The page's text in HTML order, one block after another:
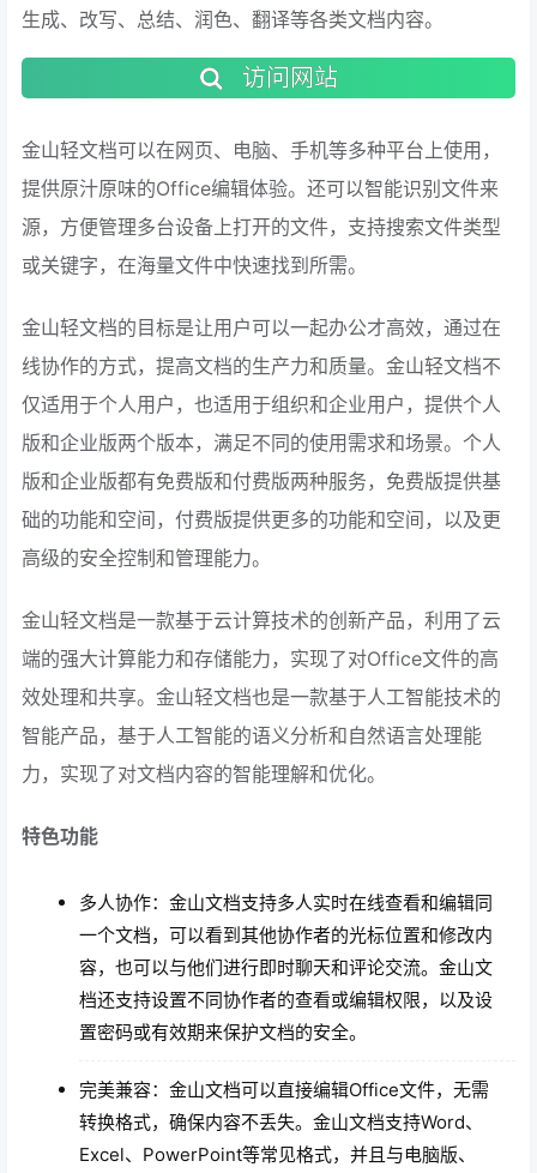
生成、改写、总结、润色、翻译等各类文档内容。
访问网站
金山轻文档可以在网页、电脑、手机等多种平台上使用，
提供原汁原味的Office编辑体验。还可以智能识别文件来
源，方便管理多台设备上打开的文件，支持搜索文件类型
或关键字，在海量文件中快速找到所需。
金山轻文档的目标是让用户可以一起办公才高效，通过在
线协作的方式，提高文档的生产力和质量。金山轻文档不
仅适用于个人用户，也适用于组织和企业用户，提供个人
版和企业版两个版本，满足不同的使用需求和场景。个人
版和企业版都有免费版和付费版两种服务，免费版提供基
础的功能和空间，付费版提供更多的功能和空间，以及更
高级的安全控制和管理能力。
金山轻文档是一款基于云计算技术的创新产品，利用了云
端的强大计算能力和存储能力，实现了对Office文件的高
效处理和共享。金山轻文档也是一款基于人工智能技术的
智能产品，基于人工智能的语义分析和自然语言处理能
力，实现了对文档内容的智能理解和优化。
特色功能
多人协作：金山文档支持多人实时在线查看和编辑同
一个文档，可以看到其他协作者的光标位置和修改内
容，也可以与他们进行即时聊天和评论交流。金山文
档还支持设置不同协作者的查看或编辑权限，以及设
置密码或有效期来保护文档的安全。
完美兼容：金山文档可以直接编辑Office文件，无需
转换格式，确保内容不丢失。金山文档支持Word、
Excel、PowerPoint等常见格式，并且与电脑版、